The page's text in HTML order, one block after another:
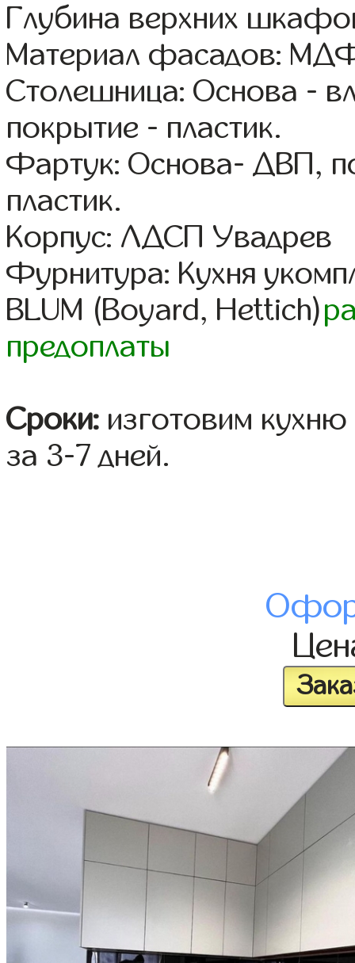
Глубина верхних
Материал фасадов:
Столешница: Основа -
покрытие - пластик.
Фартук: Основа- ДВП,
пластик.
Корпус: ЛДСП Увадрев
Фурнитура: Кухня
BLUM (Boyard, Hettich)
предоплаты
Сроки: изготовим
за 3-7 дней.